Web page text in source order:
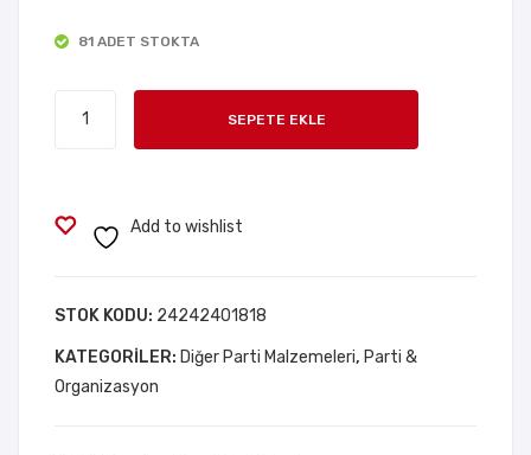
Tacı
81 ADET STOKTA
adet
SEPETE EKLE
Add to wishlist
STOK KODU: 24242401818
KATEGORILER: Diğer Parti Malzemeleri, Parti &
Organizasyon